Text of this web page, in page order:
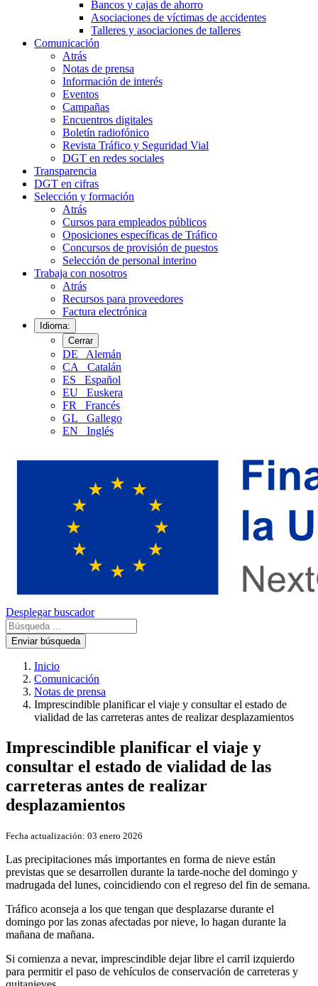
Bancos y cajas de ahorro
Asociaciones de víctimas de accidentes
Talleres y asociaciones de talleres
Comunicación
Atrás
Notas de prensa
Información de interés
Eventos
Campañas
Encuentros digitales
Boletín radiofónico
Revista Tráfico y Seguridad Vial
DGT en redes sociales
Transparencia
DGT en cifras
Selección y formación
Atrás
Cursos para empleados públicos
Oposiciones específicas de Tráfico
Concursos de provisión de puestos
Selección de personal interino
Trabaja con nosotros
Atrás
Recursos para proveedores
Factura electrónica
Idioma:
Cerrar
DE
Alemán
CA
Catalán
ES
Español
EU
Euskera
FR
Francés
GL
Gallego
EN
Inglés
Desplegar buscador
Enviar búsqueda
Inicio
Comunicación
Notas de prensa
Imprescindible planificar el viaje y consultar el estado de
vialidad de las carreteras antes de realizar desplazamientos
Imprescindible planificar el viaje y
consultar el estado de vialidad de las
carreteras antes de realizar
desplazamientos
Fecha actualización: 03 enero 2026
Las precipitaciones más importantes en forma de nieve están
previstas que se desarrollen durante la tarde-noche del domingo y
madrugada del lunes, coincidiendo con el regreso del fin de semana.
Tráfico aconseja a los que tengan que desplazarse durante el
domingo por las zonas afectadas por nieve, lo hagan durante la
mañana de mañana.
Si comienza a nevar, imprescindible dejar libre el carril izquierdo
para permitir el paso de vehículos de conservación de carreteras y